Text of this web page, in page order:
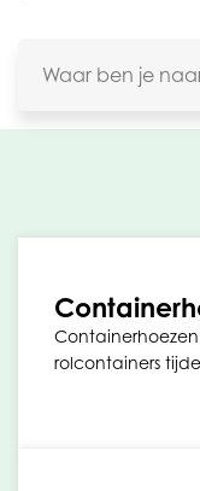
rolcontainers